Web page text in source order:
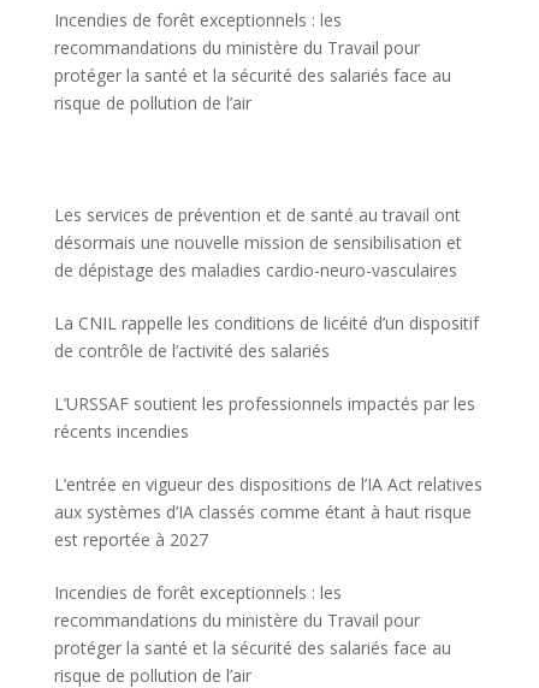
Incendies de forêt exceptionnels : les
recommandations du ministère du Travail pour
protéger la santé et la sécurité des salariés face au
risque de pollution de l’air
Les services de prévention et de santé au travail ont
désormais une nouvelle mission de sensibilisation et
de dépistage des maladies cardio-neuro-vasculaires
La CNIL rappelle les conditions de licéité d’un dispositif
de contrôle de l’activité des salariés
L’URSSAF soutient les professionnels impactés par les
récents incendies
L’entrée en vigueur des dispositions de l’IA Act relatives
aux systèmes d’IA classés comme étant à haut risque
est reportée à 2027
Incendies de forêt exceptionnels : les
recommandations du ministère du Travail pour
protéger la santé et la sécurité des salariés face au
risque de pollution de l’air